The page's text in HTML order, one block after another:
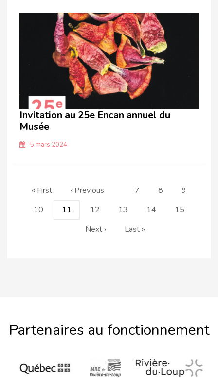
Invitation au 25e Encan annuel du
Musée
5 mars 2024
Première
« First Page
‹ Previous Page
7 Page
8 Page
9
Page
10 Page
11 Page
12 Page
13 Page
14 Page
15
Page
Next › Dernière
Last »
Partenaires au fonctionnement